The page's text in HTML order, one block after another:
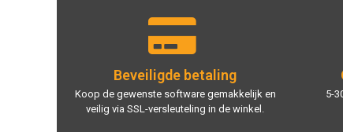
Beveiligde betaling
Koop de gewenste software gemakkelijk en
veilig via SSL-versleuteling in de winkel.
5-